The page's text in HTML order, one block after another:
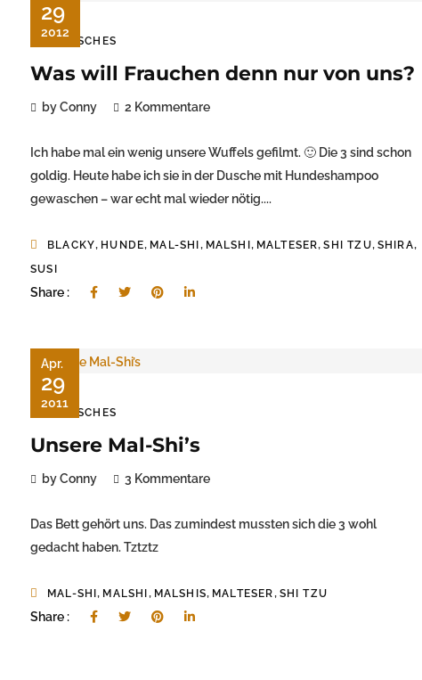
29
2012
TIERISCHES
Was will Frauchen denn nur von uns?
by Conny 2 Kommentare
Ich habe mal ein wenig unsere Wuffels gefilmt. 🙂 Die 3 sind schon
goldig. Heute habe ich sie in der Dusche mit Hundeshampoo
gewaschen – war echt mal wieder nötig....
BLACKY, HUNDE, MAL-SHI , MALSHI , MALTESER,SHI TZU, SHIRA,
SUSI
Share :
Apr.
29
2011
TIERISCHES
Unsere Mal-Shi’s
by Conny 3 Kommentare
Das Bett gehört uns. Das zumindest mussten sich die 3 wohl
gedacht haben. Tztztz
MAL-SHI, MALSHI, MALSHIS, MALTESER, SHI TZU
Share :